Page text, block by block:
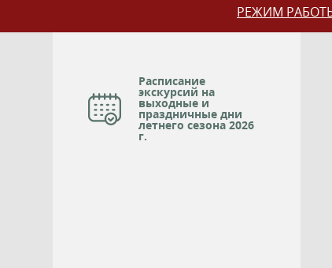
РЕЖИМ
Расписание
экскурсий на
выходные и
праздничные дни
летнего сезона 2026
г.